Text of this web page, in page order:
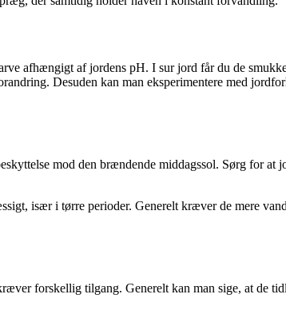
afhængigt af jordens pH. I sur jord får du de
Desuden kan man eksperimentere med
mod den brændende middagssol. Sørg for at
især i tørre perioder. Generelt kræver de mere
forskellig tilgang. Generelt kan man sige, at de